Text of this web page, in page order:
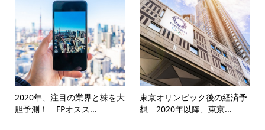
2020年、注目の業界と株を大
胆予測！ FPオスス...
東京オリンピック後の経済予
想 2020年以降、東京...